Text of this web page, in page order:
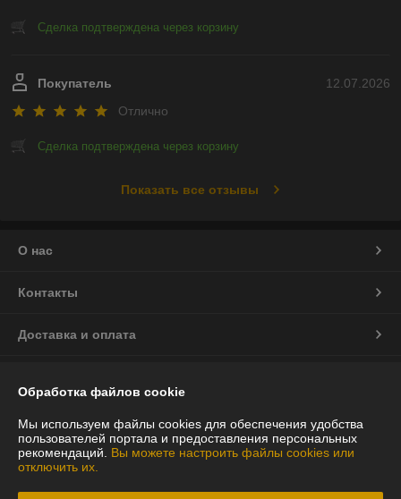
Сделка подтверждена через корзину
12.07.2026
Покупатель
Отлично
Сделка подтверждена через корзину
Показать все отзывы
О нас
Контакты
Доставка и оплата
Полная версия сайта
Политика обработки cookies
Обработка файлов cookie
Мы используем файлы cookies для обеспечения удобства
пользователей портала и предоставления персональных
рекомендаций. Вы можете настроить файлы cookies или
отключить их.